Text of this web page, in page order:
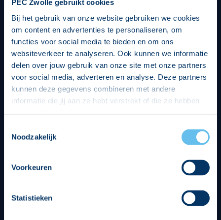
PEC Zwolle gebruikt cookies
Bij het gebruik van onze website gebruiken we cookies
om content en advertenties te personaliseren, om
functies voor social media te bieden en om ons
websiteverkeer te analyseren. Ook kunnen we informatie
delen over jouw gebruik van onze site met onze partners
voor social media, adverteren en analyse. Deze partners
kunnen deze gegevens combineren met andere
informatie die jij aan ze hebt verstrekt of die ze hebben
op een veilige en integere wijze. Je kunt je toestemming
beheren op de privacy- en cookieverklaring pagina.
Noodzakelijk
Voorkeuren
Statistieken